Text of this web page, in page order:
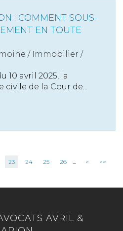
: COMMENT SOUS-
EN TOUTE
/ Immobilier /
10 avril 2025, la
de la Cour de...
23 24 25 26 ... > >>
AVRIL &